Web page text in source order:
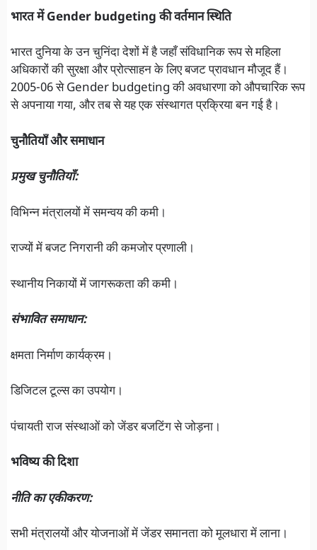
भारत में Gender budgeting की वर्तमान स्थिति
भारत दुनिया के उन चुनिंदा देशों में है जहाँ संविधानिक रूप से महिला
अधिकारों की सुरक्षा और प्रोत्साहन के लिए बजट प्रावधान मौजूद हैं।
2005-06 से Gender budgeting की अवधारणा को औपचारिक रूप
से अपनाया गया, और तब से यह एक संस्थागत प्रक्रिया बन गई है।
चुनौतियाँ और समाधान
प्रमुख चुनौतियाँ:
विभिन्न मंत्रालयों में समन्वय की कमी।
राज्यों में बजट निगरानी की कमजोर प्रणाली।
स्थानीय निकायों में जागरूकता की कमी।
संभावित समाधान:
क्षमता निर्माण कार्यक्रम।
डिजिटल टूल्स का उपयोग।
पंचायती राज संस्थाओं को जेंडर बजटिंग से जोड़ना।
भविष्य की दिशा
नीति का एकीकरण:
सभी मंत्रालयों और योजनाओं में जेंडर समानता को मूलधारा में लाना।